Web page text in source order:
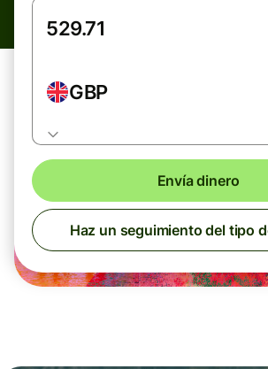
GBP
Envía dinero
Haz un seguimiento del tipo